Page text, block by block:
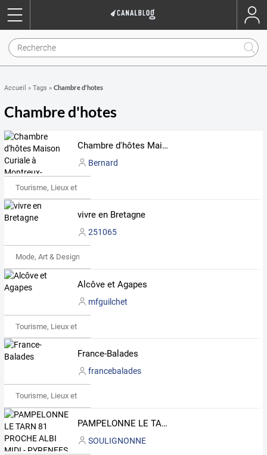
Accueil » Tags » Chambre d'hotes
Chambre d'hotes
Chambre d'hôtes Maison Curiale à Montreux-Château, proche EV6
Bernard
Tourisme, Lieux et Événements
vivre en Bretagne
251065
Mode, Art & Design
Alcôve et Agapes
mfguilchet
Tourisme, Lieux et Événements
France-Balades
francebalades
Tourisme, Lieux et Événements
PAMPELONNE LE TARN 81 PROCHE ALBI MIDI - PYRENEES
SOULIGNONNE